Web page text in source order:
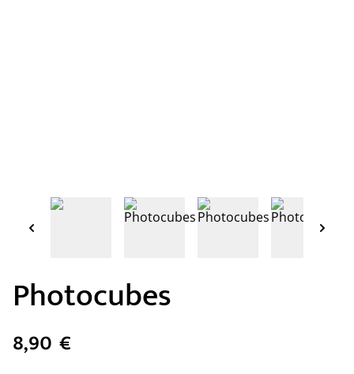
Photocubes
8,90 €